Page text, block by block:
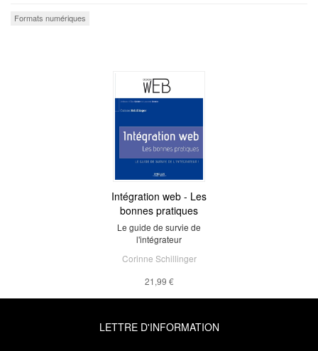
Formats numériques
Intégration web - Les
bonnes pratiques
Le guide de survie de
l'intégrateur
Corinne Schillinger
21,99 €
LETTRE D'INFORMATION